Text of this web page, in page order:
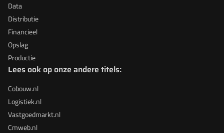
Data
Distributie
Financieel
Opslag
Productie
Lees ook op onze andere titels:
Cobouw.nl
Logistiek.nl
Vastgoedmarkt.nl
Cmweb.nl